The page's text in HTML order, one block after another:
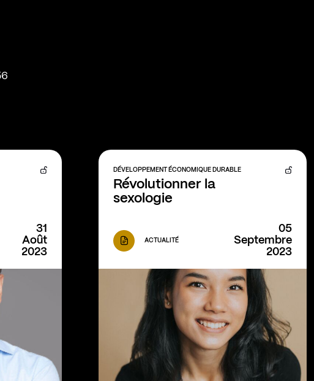
31
Août
2023
DÉVELOPPEMENT ÉCONOMIQUE DURABLE
Révolutionner la
sexologie
ACTUALITÉ
05
Septembre
2023